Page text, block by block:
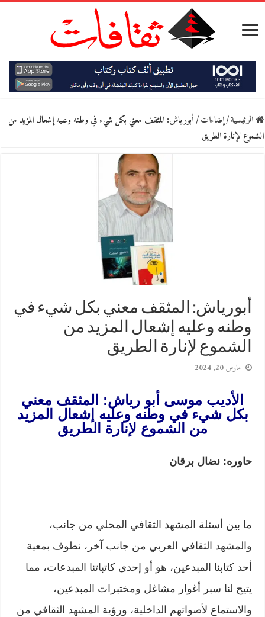
الرئيسية/إضاءات/أبورياش: المثقف معني بكل شيء في وطنه وعليه إشعال المزيد من
الشموع لإنارة الطريق
أبورياش: المثقف معني بكل شيء في
وطنه وعليه إشعال المزيد من
الشموع لإنارة الطريق
مارس 20, 2024
الأديب موسى أبو رياش: المثقف معني
بكل شيء في وطنه وعليه إشعال المزيد
من الشموع لإنارة الطريق
حاوره: نضال برقان
ما بين أسئلة المشهد الثقافي المحلي من جانب،
والمشهد الثقافي العربي من جانب آخر، نطوف بمعية
أحد كتابنا المبدعين، هو أو إحدى كاتباتنا المبدعات، مما
يتيح لنا سبر أغوار مشاغل ومختبرات المبدعين،
والاستماع لأصواتهم الداخلية، ورؤية المشهد الثقافي من